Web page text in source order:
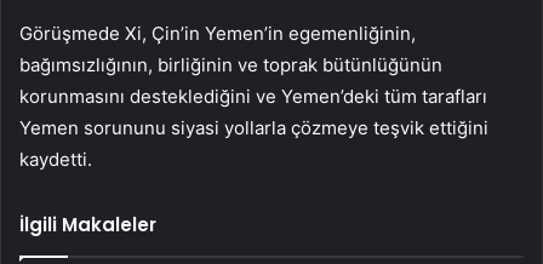
Görüşmede Xi, Çin’in Yemen’in egemenliğinin,
bağımsızlığının, birliğinin ve toprak bütünlüğünün
korunmasını desteklediğini ve Yemen’deki tüm tarafları
Yemen sorununu siyasi yollarla çözmeye teşvik ettiğini
kaydetti.
İlgili Makaleler